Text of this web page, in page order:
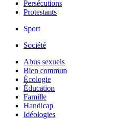
Persécutions
Protestants
Sport
Société
Abus sexuels
Bien commun
Écologie
Éducation
Famille
Handicap
Idéologies